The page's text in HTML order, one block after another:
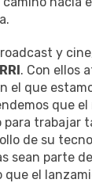
y
. Con ellos
el que
que el
trabajar
de su
sean parte
el